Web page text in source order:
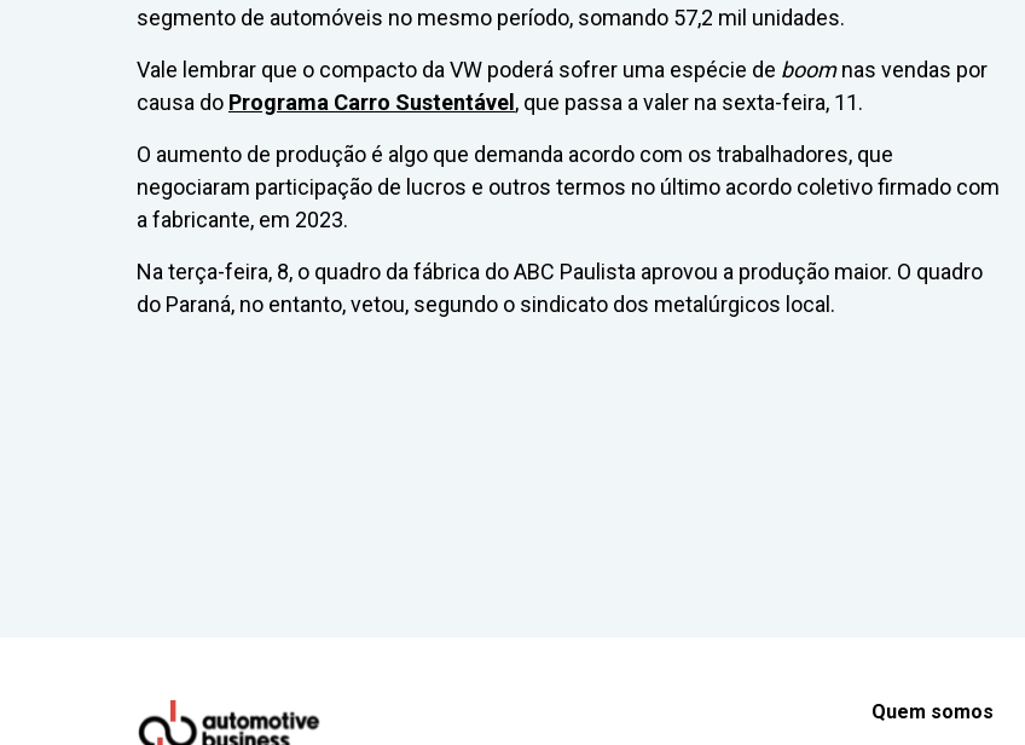
segmento de automóveis no mesmo período, somando 57,2 mil unidades.
Vale lembrar que o compacto da VW poderá sofrer uma espécie de boomnas vendas por
causa do Programa Carro Sustentável , que passa a valer na sexta-feira, 11.
O aumento de produção é algo que demanda acordo com os trabalhadores, que
negociaram participação de lucros e outros termos no último acordo coletivo firmado com
a fabricante, em 2023.
Na terça-feira, 8, o quadro da fábrica do ABC Paulista aprovou a produção maior. O quadro
do Paraná, no entanto, vetou, segundo o sindicato dos metalúrgicos local.
Quem somos